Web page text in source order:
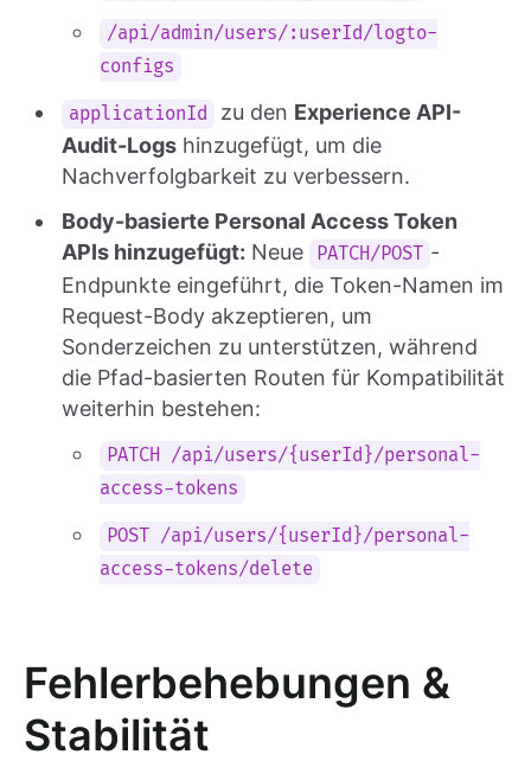
/api/admin/users/:userId/logto-
configs
applicationId zu den Experience API-
Audit-Logs hinzugefügt, um die
Nachverfolgbarkeit zu verbessern.
Body-basierte Personal Access Token
APIs hinzugefügt: Neue PATCH/POST -
Endpunkte eingeführt, die Token-Namen im
Request-Body akzeptieren, um
Sonderzeichen zu unterstützen, während
die Pfad-basierten Routen für Kompatibilität
weiterhin bestehen:
PATCH /api/users/{userId}/personal-
access-tokens
POST /api/users/{userId}/personal-
access-tokens/delete
Fehlerbehebungen &
Stabilität